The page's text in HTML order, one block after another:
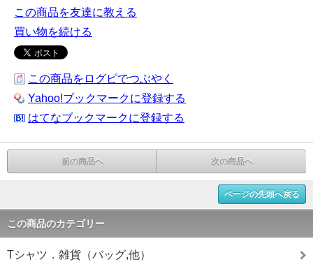
この商品を友達に教える
買い物を続ける
この商品をログピでつぶやく
Yahoo!ブックマークに登録する
はてなブックマークに登録する
前の商品へ 次の商品へ
ページの先頭へ戻る
この商品のカテゴリー
Tシャツ．雑貨（バッグ,他）